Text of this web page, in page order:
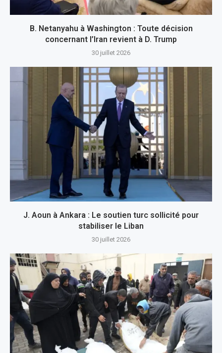
B. Netanyahu à Washington : Toute décision
concernant l’Iran revient à D. Trump
30 juillet 2026
J. Aoun à Ankara : Le soutien turc sollicité pour
stabiliser le Liban
30 juillet 2026